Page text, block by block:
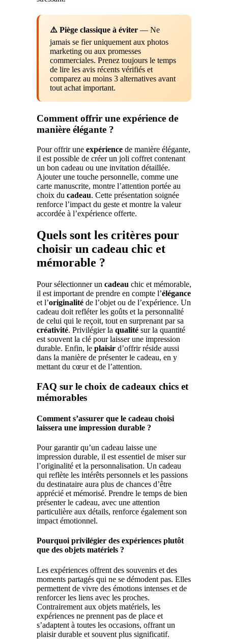
⚠️ Piège classique à éviter — Ne
jamais se fier uniquement aux photos
marketing ou aux promesses
commerciales. Prenez toujours le temps
de lire les avis récents vérifiés et
comparez au moins 3 alternatives avant
tout achat important.
Comment offrir une expérience de
manière élégante ?
Pour offrir une expérience de manière élégante,
il est possible de créer un joli coffret contenant
un bon cadeau ou une invitation détaillée.
Ajouter une touche personnelle, comme une
carte manuscrite, montre l’attention portée au
choix du cadeau. Cette présentation soignée
renforce l’impact du geste et montre la valeur
accordée à l’expérience offerte.
Quels sont les critères pour
choisir un cadeau chic et
mémorable ?
Pour sélectionner un cadeau chic et mémorable,
il est important de prendre en compte l’élégance
et l’originalité de l’objet ou de l’expérience. Un
cadeau doit refléter les goûts et la personnalité
de celui qui le reçoit, tout en surprenant par sa
créativité. Privilégier la qualité sur la quantité
est souvent la clé pour laisser une impression
durable. Enfin, le plaisir d’offrir réside aussi
dans la manière de présenter le cadeau, en y
mettant du cœur et de l’attention.
FAQ sur le choix de cadeaux chics et
mémorables
Comment s’assurer que le cadeau choisi
laissera une impression durable ?
Pour garantir qu’un cadeau laisse une
impression durable, il est essentiel de miser sur
l’originalité et la personnalisation. Un cadeau
qui reflète les intérêts personnels et les passions
du destinataire aura plus de chances d’être
apprécié et mémorisé. Prendre le temps de bien
présenter le cadeau, avec une attention
particulière aux détails, renforce également son
impact émotionnel.
Pourquoi privilégier des expériences plutôt
que des objets matériels ?
Les expériences offrent des souvenirs et des
moments partagés qui ne se démodent pas. Elles
permettent de vivre des émotions intenses et de
renforcer les liens avec les proches.
Contrairement aux objets matériels, les
expériences ne prennent pas de place et
s’adaptent à toutes les occasions, offrant un
plaisir durable et souvent plus significatif.